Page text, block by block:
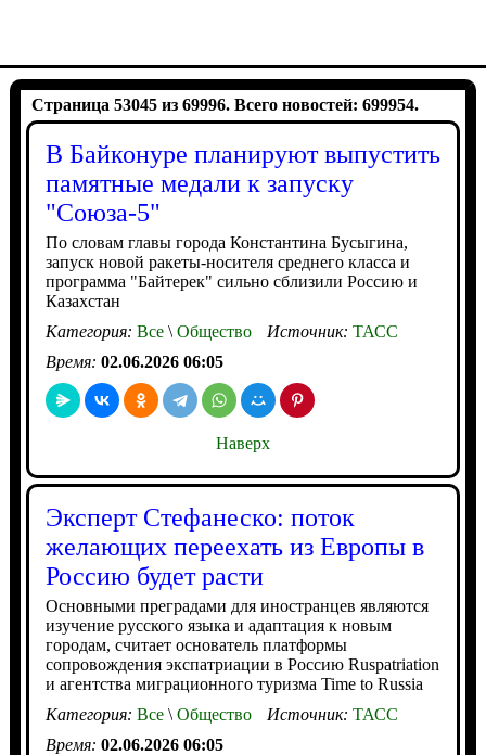
Страница 53045 из 69996. Всего новостей: 699954.
В Байконуре планируют выпустить
памятные медали к запуску
"Союза-5"
По словам главы города Константина Бусыгина,
запуск новой ракеты-носителя среднего класса и
программа "Байтерек" сильно сблизили Россию и
Казахстан
Категория: Все\Общество Источник: ТАСС
Время: 02.06.2026 06:05
Наверх
Эксперт Стефанеско: поток
желающих переехать из Европы в
Россию будет расти
Основными преградами для иностранцев являются
изучение русского языка и адаптация к новым
городам, считает основатель платформы
сопровождения экспатриации в Россию Ruspatriation
и агентства миграционного туризма Time to Russia
Категория: Все\Общество Источник: ТАСС
Время: 02.06.2026 06:05